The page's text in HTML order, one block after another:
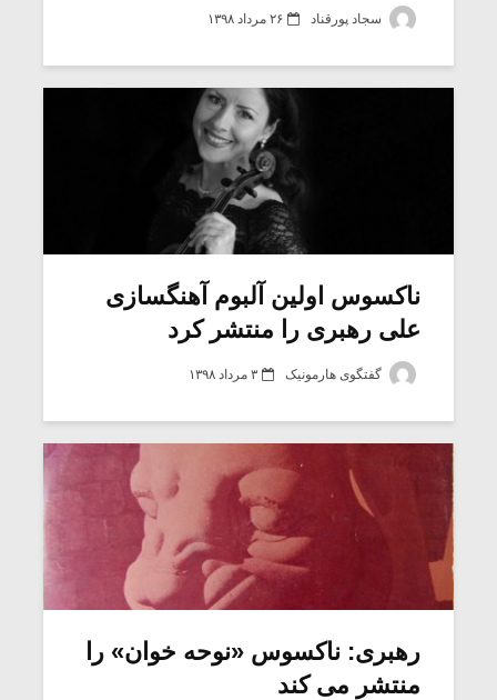
سجاد پورقناد ۲۶ مرداد ۱۳۹۸
ناکسوس اولین آلبوم آهنگسازی
علی رهبری را منتشر کرد
گفتگوی هارمونیک ۳ مرداد ۱۳۹۸
رهبری: ناکسوس «نوحه خوان» را
منتشر می کند